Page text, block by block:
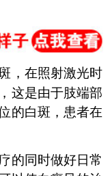
在照射激光时
这是由于肢端部
的白斑，患者在
同时做好日常